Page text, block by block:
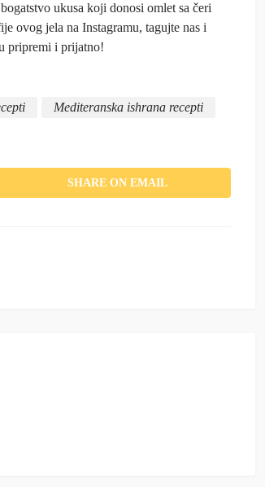
ukusa koji donosi omlet sa čeri
ovog jela na Instagramu, tagujte nas i
pripremi i prijatno!
Mediteranska ishrana recepti
SHARE ON EMAIL